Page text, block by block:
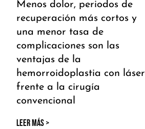
Menos dolor, periodos de
recuperación más cortos y
una menor tasa de
complicaciones son las
ventajas de la
hemorroidoplastia con láser
frente a la cirugía
convencional
LEER MÁS >